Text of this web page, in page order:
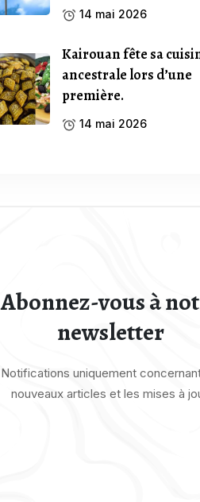
14 mai 2026
Kairouan fête sa
ancestrale lors d’une
première.
14 mai 2026
Abonnez-vous à
newsletter
Notifications uniquement
nouveaux articles et les mises à